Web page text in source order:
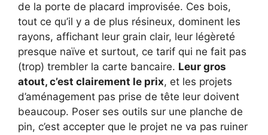
de la porte de placard improvisée. Ces bois,
tout ce qu’il y a de plus résineux, dominent les
rayons, affichant leur grain clair, leur légèreté
presque naïve et surtout, ce tarif qui ne fait pas
(trop) trembler la carte bancaire. Leur gros
atout, c’est clairement le prix, et les projets
d’aménagement pas prise de tête leur doivent
beaucoup. Poser ses outils sur une planche de
pin, c’est accepter que le projet ne va pas ruiner